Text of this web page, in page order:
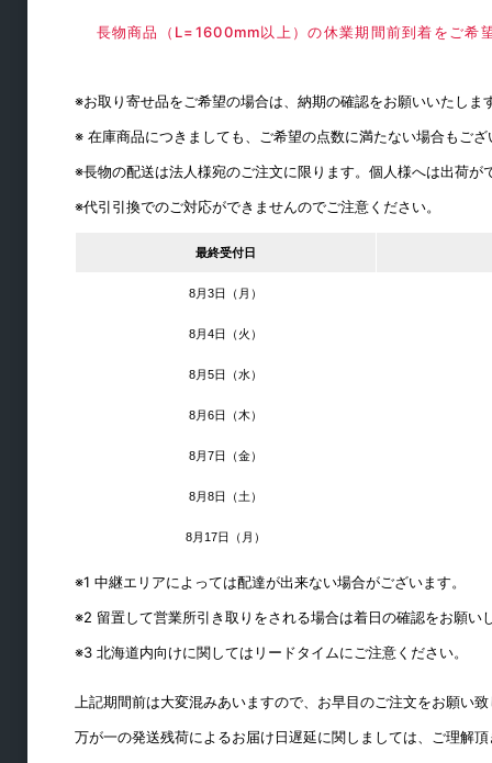
椅子用
スライドレール
シリンダー錠
コンセント
ラッチ・キャッチ
長物商品（L=1600mm以上）の休業期間前到着をご希
※お取り寄せ品をご希望の場合は、納期の確認をお願いいたしま
※ 在庫商品につきましても、ご希望の点数に満たない場合もご
※長物の配送は法人様宛のご注文に限ります。個人様へは出荷が
※代引引換でのご対応ができませんのでご注意ください。
最終受付日
8月3日（月）
8月4日（火）
8月5日（水）
8月6日（木）
8月7日（金）
8月8日（土）
8月17日（月）
※1 中継エリアによっては配達が出来ない場合がございます。
※2 留置して営業所引き取りをされる場合は着日の確認をお願い
※3 北海道内向けに関してはリードタイムにご注意ください。
上記期間前は大変混みあいますので、お早目のご注文をお願い
万が一の発送残荷によるお届け日遅延に関しましては、ご理解